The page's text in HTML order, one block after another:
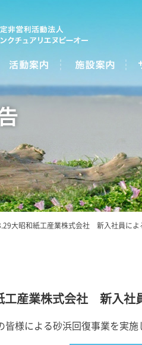
大昭和紙工産業株式会社 新入社員によ
工産業株式会社 新入社
皆様による砂浜回復事業を実施